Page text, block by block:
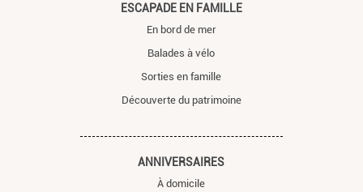
ESCAPADE EN FAMILLE
En bord de mer
Balades à vélo
Sorties en famille
Découverte du patrimoine
ANNIVERSAIRES
À domicile